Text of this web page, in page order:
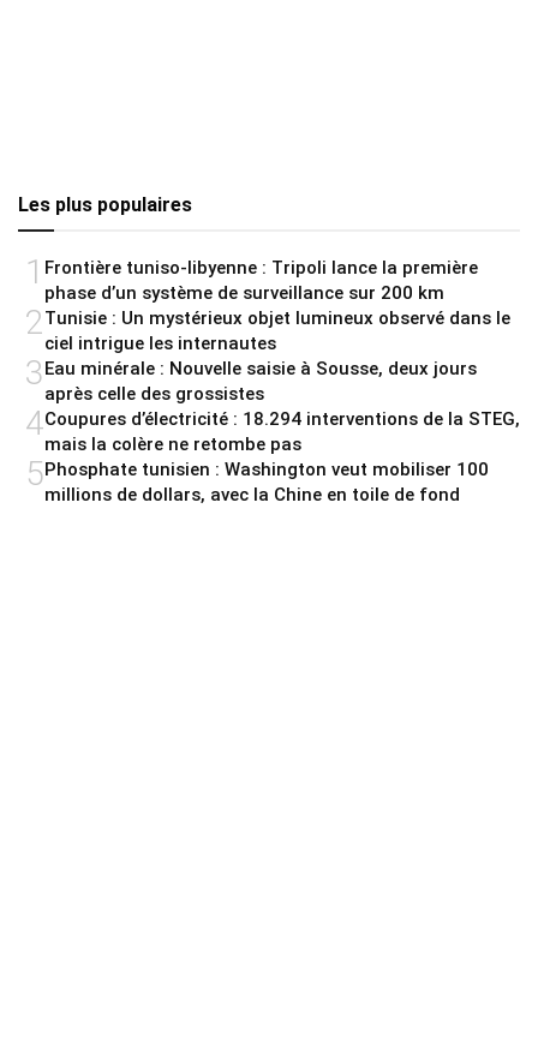
Les plus populaires
1 Frontière tuniso-libyenne : Tripoli lance la première
phase d’un système de surveillance sur 200 km
2 Tunisie : Un mystérieux objet lumineux observé dans le
ciel intrigue les internautes
3Eau minérale : Nouvelle saisie à Sousse, deux jours
après celle des grossistes
4Coupures d’électricité : 18.294 interventions de la STEG,
mais la colère ne retombe pas
5Phosphate tunisien : Washington veut mobiliser 100
millions de dollars, avec la Chine en toile de fond